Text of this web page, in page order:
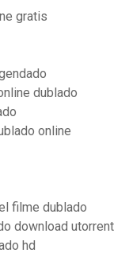
gratis
dublado
online
filme dublado
download utorrent
hd